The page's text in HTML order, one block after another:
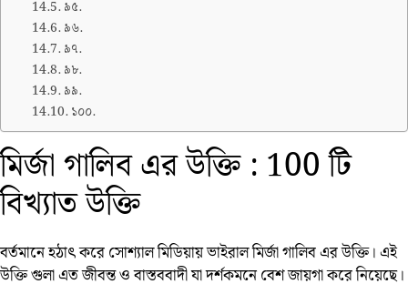
৯৫.
৯৬.
৯৭.
৯৮.
৯৯.
১০০.
মির্জা গালিব এর উক্তি : 100 টি
বিখ্যাত উক্তি
বর্তমানে হঠাৎ করে সোশ্যাল মিডিয়ায় ভাইরাল মির্জা গালিব এর উক্তি। এই
উক্তি গুলা এত জীবন্ত ও বাস্তববাদী যা দর্শকমনে বেশ জায়গা করে নিয়েছে।